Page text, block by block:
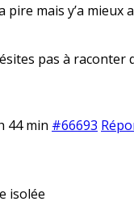
pire mais y’a mieux
pas à raconter
44 min #66693
isolée